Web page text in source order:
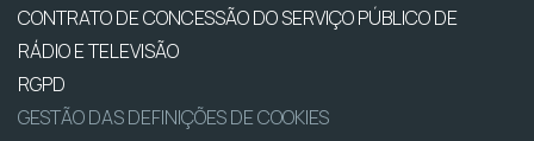
CONTRATO DE CONCESSÃO DO SERVIÇO PÚBLICO DE
RÁDIO E TELEVISÃO
RGPD
GESTÃO DAS DEFINIÇÕES DE COOKIES